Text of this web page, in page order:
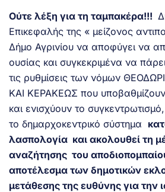
Ούτε λέξη για τη ταμπακέρα!!!
Επικεφαλής της « μείζονος
Δήμο Αγρινίου να αποφύγει να
ουσίας και συγκεκριμένα να
τις ρυθμίσεις των νόμων
ΚΑΙ ΚΕΡΑΚΕΩΣ που
και ενισχύουν το
το δημαρχοκεντρικό σύστημα
λασπολογία και ακολουθεί τη
αναζήτησης του
αποτέλεσμα των δημοτικών
μετάθεσης της ευθύνης για την